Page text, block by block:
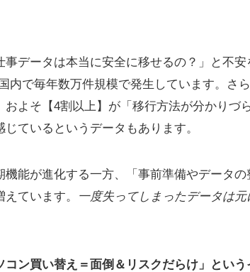
データは本当に安全に移せるの？」と不
内で毎年数万件規模で発生しています。さ
よそ【4割以上】が「移行方法が分かりづ
ているというデータもあります。
能が進化する一方、「事前準備やデータ
ています。
一度失ってしまったデータは
コン買い替え＝面倒＆リスクだらけ」とい